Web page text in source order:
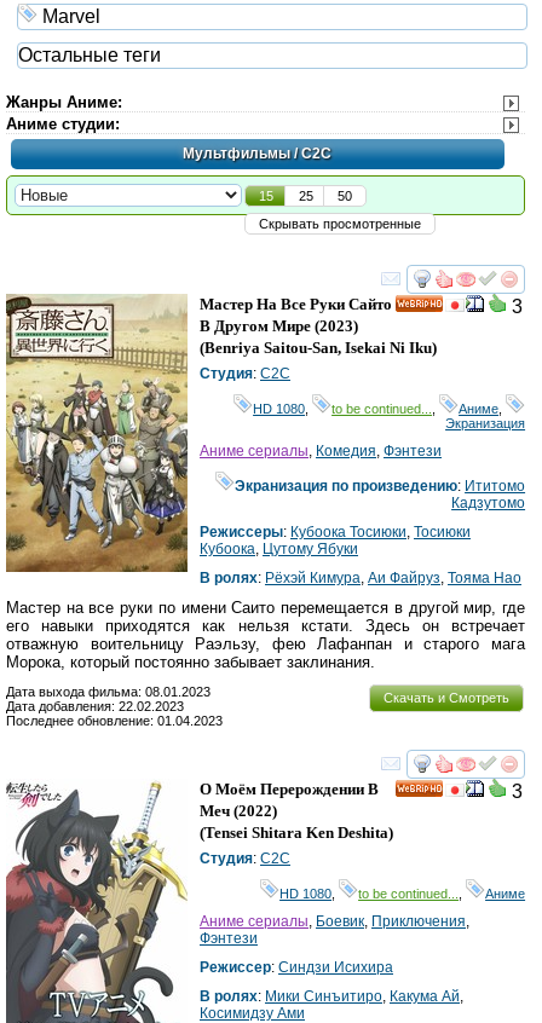
Marvel
Остальные теги
Жанры Аниме:
Аниме студии:
Мультфильмы/ C2C
15 25
50
Скрывать просмотренные
смотреть
3
Мастер На Все Руки Сайто
В Другом Мире (2023)
(Benriya Saitou-San, Isekai Ni Iku)
Студия: C2C
HD 1080 to be continued... Аниме
Экранизация
Аниме сериалы, Комедия, Фэнтези
Экранизация по произведению: Ититомо
Кадзутомо
Режиссеры: Кубоока Тосиюки, Тосиюки
Кубоока, Цутому Ябуки
В ролях: Рёхэй Кимура, Аи Файруз, Тояма Нао
Мастер на все руки по имени Саито перемещается в другой мир, где
его навыки приходятся как нельзя кстати. Здесь он встречает
отважную воительницу Раэльзу, фею Лафанпан и старого мага
Морока, который постоянно забывает заклинания.
Скачать и Смотреть
Дата выхода фильма: 08.01.2023
Дата добавления: 22.02.2023
Последнее обновление: 01.04.2023
смотреть
3
О Моём Перерождении В
Меч (2022)
(Tensei Shitara Ken Deshita)
Студия: C2C
HD 1080 to be continued... Аниме
Аниме сериалы Боевик Приключения
Фэнтези
Режиссер: Синдзи Исихира
В ролях: Мики Синъитиро Какума Ай
Косимидзу Ами